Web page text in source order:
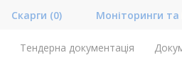
Скарги (0) Моніторинги
Тендерна документація